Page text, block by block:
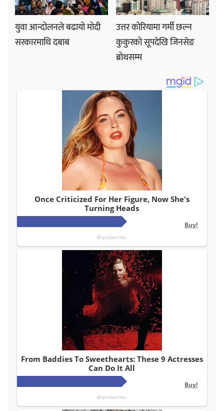
युवा आन्दोलनले बढायो मोदी
सरकारमाथि दबाब
उत्तर कोरियामा गर्मी छल्न
कुकुरको सूपदेखि जिनसेङ
ब्रोथसम्म